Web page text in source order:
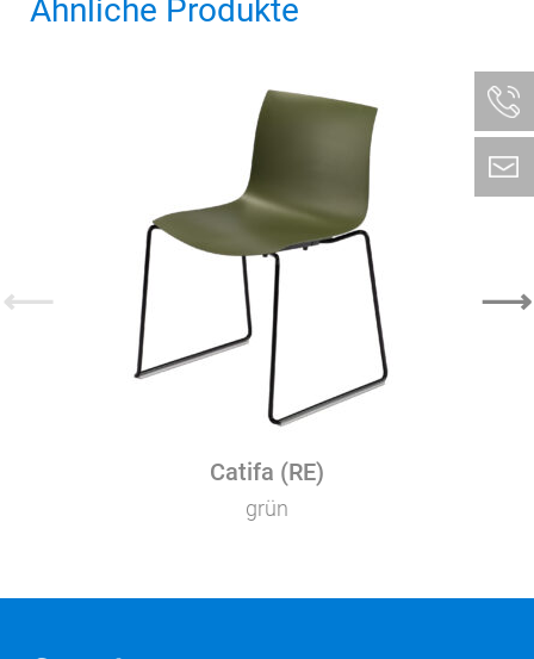
mit
Ähnliche Produkte
Catifa (RE)
grün
⟵ ⟶